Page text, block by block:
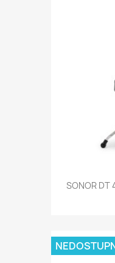
SONOR DT